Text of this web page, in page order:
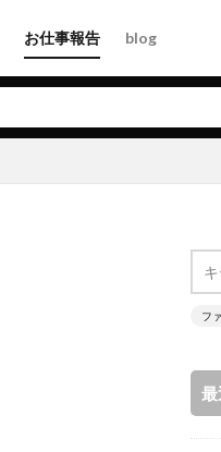
お仕事報告 blog
フ
最